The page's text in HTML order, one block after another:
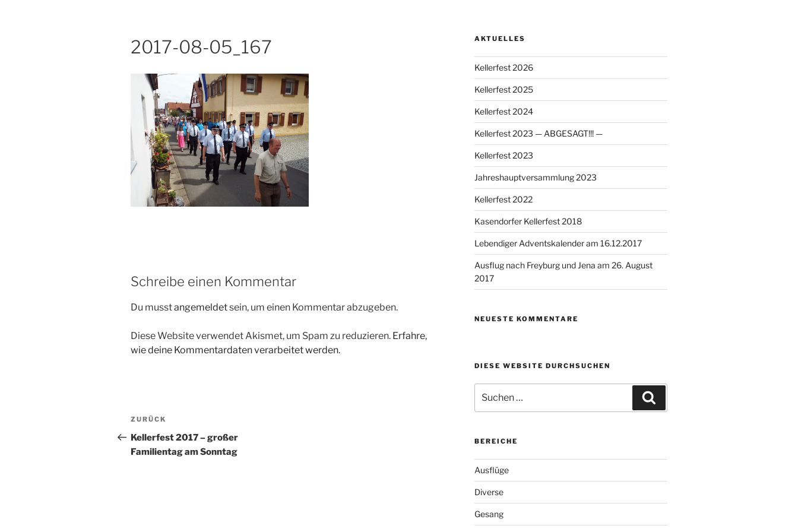
2017-08-05_167
Schreibe einen Kommentar
Du musstangemeldetsein, um einen Kommentar abzugeben.
Diese Website verwendet Akismet, um Spam zu reduzieren. Erfahre,
wie deine Kommentardaten verarbeitet werden.
Beitragsnavigation
Vorheriger
Beitrag
ZURÜCK
Kellerfest 2017 – großer
Familientag am Sonntag
AKTUELLES
Kellerfest 2026
Kellerfest 2025
Kellerfest 2024
Kellerfest 2023 — ABGESAGT!!! —
Kellerfest 2023
Jahreshauptversammlung 2023
Kellerfest 2022
Kasendorfer Kellerfest 2018
Lebendiger Adventskalender am 16.12.2017
Ausflug nach Freyburg und Jena am 26. August
2017
NEUESTE KOMMENTARE
DIESE WEBSITE DURCHSUCHEN
nach:
BEREICHE
Ausflüge
Diverse
Gesang